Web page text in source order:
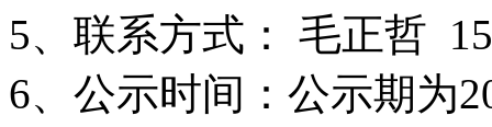
5、联系方式： 毛正哲
6、公示时间：公示期为